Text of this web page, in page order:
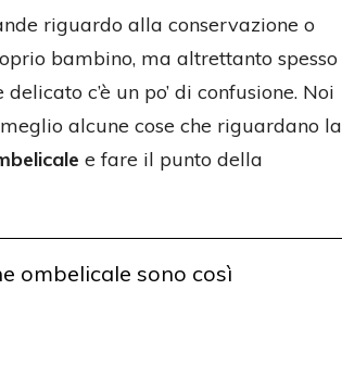
riguardo alla conservazione o
bambino, ma altrettanto spesso
c’è un po’ di confusione. Noi
alcune cose che riguardano la
e fare il punto della
ombelicale sono così